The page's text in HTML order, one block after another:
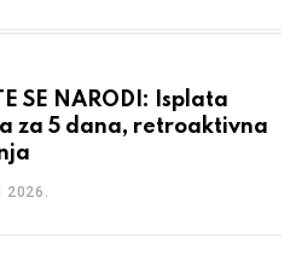
SE NARODI: Isplata
za 5 dana, retroaktivna
2026.